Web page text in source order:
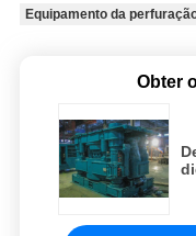
Equipamento da
Obter